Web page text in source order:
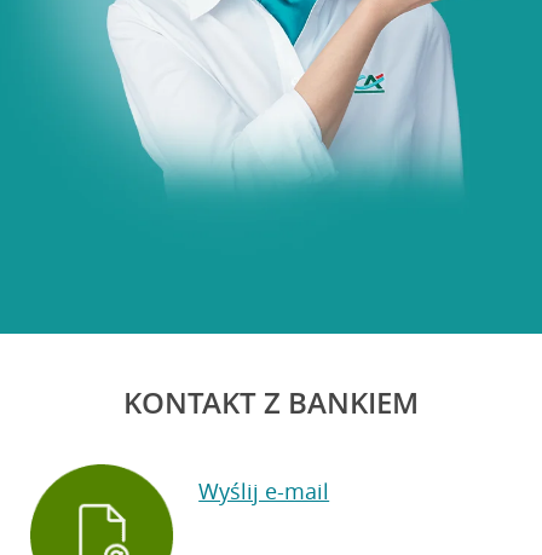
KONTAKT Z BANKIEM
Wyślij e-mail